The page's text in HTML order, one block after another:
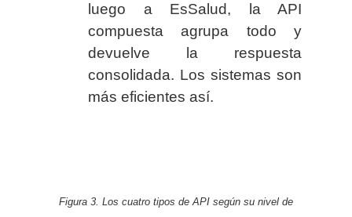
luego a EsSalud, la API
compuesta agrupa todo y
devuelve la respuesta
consolidada. Los sistemas son
más eficientes así.
Figura 3. Los cuatro tipos de API según su nivel de